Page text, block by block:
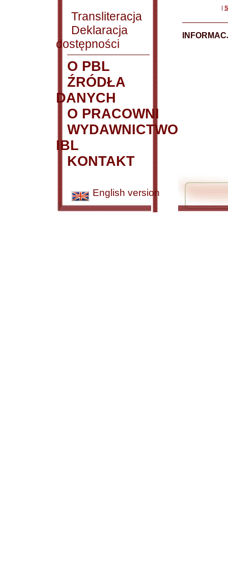
Transliteracja
Deklaracja
dostępności
O PBL
ŹRÓDŁA
DANYCH
O PRACOWNI
WYDAWNICTWO
IBL
KONTAKT
English version
|